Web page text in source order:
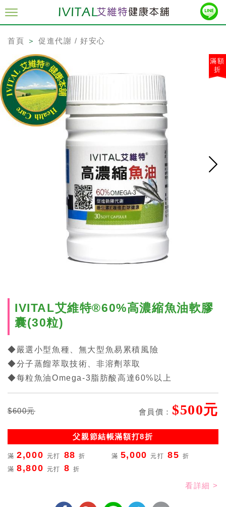
首頁 ＞ 促進代謝 / 好安心
滿額
折
IVITAL艾維特®60%高濃縮魚油軟膠
囊(30粒)
◆嚴選小型魚種、無大型魚易累積風險
◆分子蒸餾萃取技術、非溶劑萃取
◆每粒魚油Omega-3脂肪酸高達60%以上
$600元 會員價： $500元
父親節結帳滿額打8折
滿2,000 元打 88折 滿 5,000 元打 85折
滿8,800 元打 8 折
看詳細 >